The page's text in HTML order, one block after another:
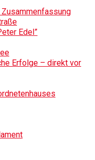
Edel”
Erfolge – direkt vor